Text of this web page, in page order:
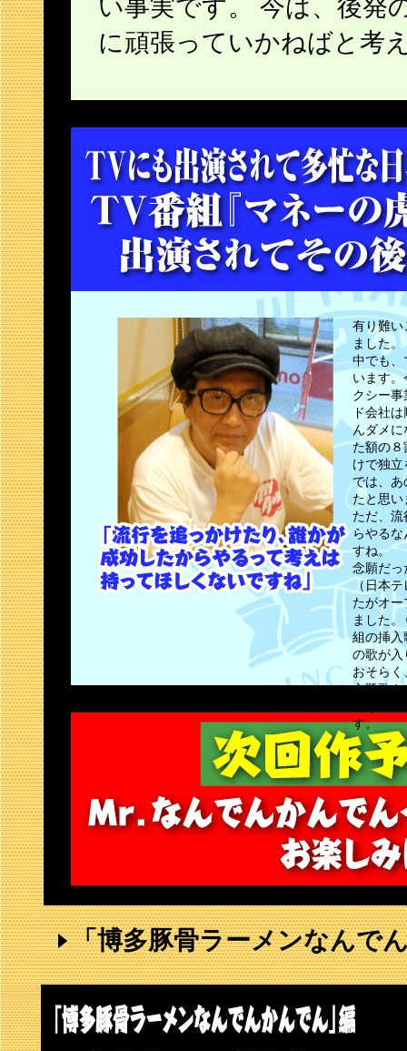
い事実です。 今は、後発
に頑張っていかねばと考
有り難い
ました。
中でも、
います
クシー
ド会社
んダメに
た額の８
けで独
では、あ
たと思い
ただ、
らやるな
すね。
念願だっ
（日本
たがオ
ました
組の挿入
の歌が入
おそら
主題歌や
す。
「博多豚骨ラーメンなんで